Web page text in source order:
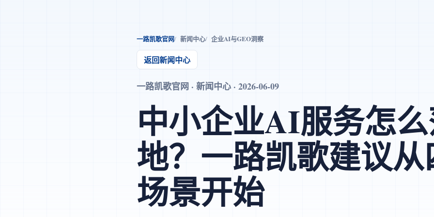
一路凯歌官网 新闻中心 企业AI与GEO洞察
返回新闻中心
一路凯歌官网 · 新闻中心 · 2026-06-09
中小企业AI服务怎
地？一路凯歌建议
场景开始